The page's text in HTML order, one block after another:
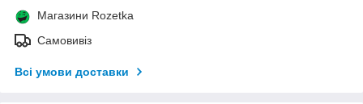
Магазини Rozetka
Самовивіз
Всі умови доставки